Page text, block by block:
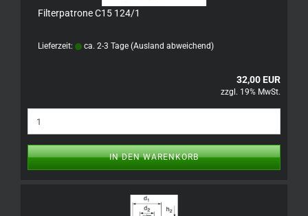
Filterpatrone C15 124/1
Lieferzeit: ca. 2-3 Tage (Ausland abweichend)
32,00 EUR
zzgl. 19% MwSt.
IN DEN WARENKORB